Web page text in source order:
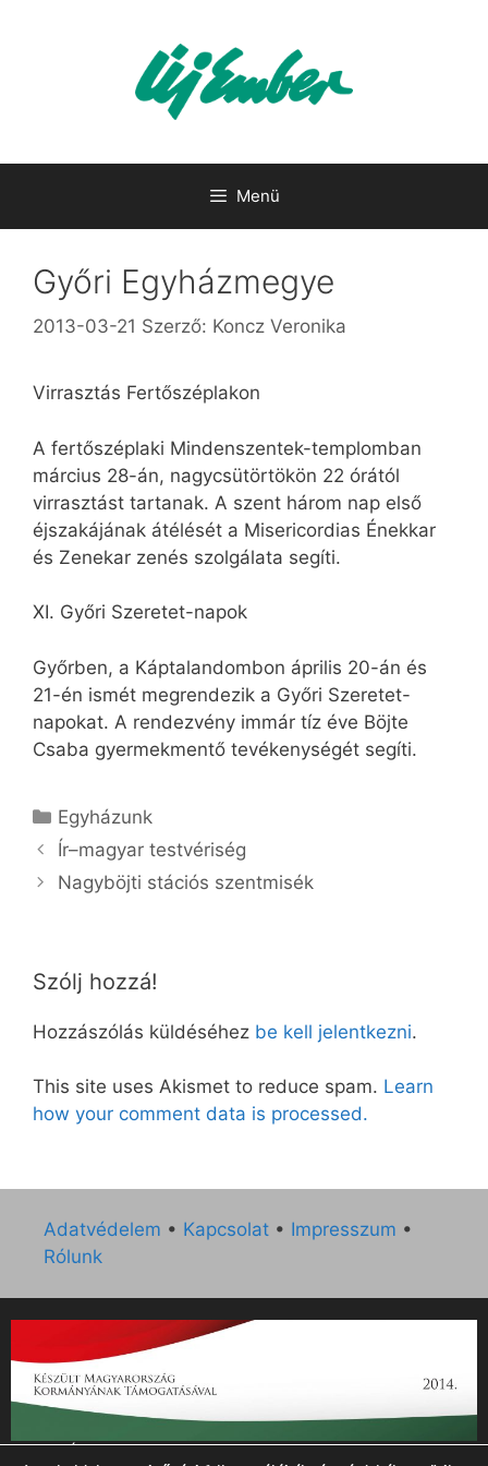
Menü
Győri Egyházmegye
2013-03-21 Szerző: Koncz Veronika
Virrasztás Fertőszéplakon
A fertőszéplaki Mindenszentek-templomban
március 28-án, nagycsütörtökön 22 órától
virrasztást tartanak. A szent három nap első
éjszakájának átélését a Misericordias Énekkar
és Zenekar zenés szolgálata segíti.
XI. Győri Szeretet-napok
Győrben, a Káptalandombon április 20-án és
21-én ismét megrendezik a Győri Szeretet-
napokat. A rendezvény immár tíz éve Böjte
Csaba gyermekmentő tevékenységét segíti.
Kategória
Egyházunk
Ír–magyar testvériség
Nagyböjti stációs szentmisék
Szólj hozzá!
Hozzászólás küldéséhez be kell jelentkezni.
This site uses Akismet to reduce spam. Learn
how your comment data is processed.
Adatvédelem • Kapcsolat • Impresszum •
Rólunk
„Az Új Ember katolikus hetilap 2014. évi működésének